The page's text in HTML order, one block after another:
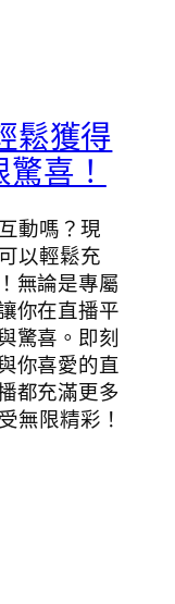
鬆獲得
喜！
動嗎？現
以輕鬆充
無論是專屬
你在直播平
驚喜。即刻
你喜愛的直
都充滿更多
無限精彩！